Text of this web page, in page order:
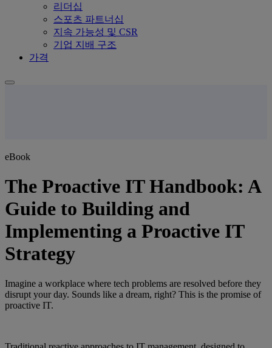
리더십
스포츠 파트너십
지속 가능성 및 CSR
기업 지배 구조
가격
eBook
The Proactive IT Handbook: A
Guide to Building and
Implementing a Proactive IT
Strategy
Imagine a workplace where tech problems are resolved before they
disrupt your day. Sounds like a dream, right? This is the promise of
proactive IT.